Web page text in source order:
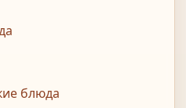
блюда